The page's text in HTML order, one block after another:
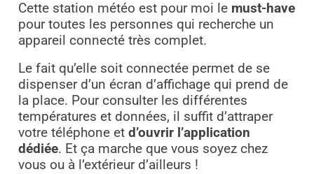
Cette station météo est pour moi le must-have
pour toutes les personnes qui recherche un
appareil connecté très complet.
Le fait qu’elle soit connectée permet de se
dispenser d’un écran d’affichage qui prend de
la place. Pour consulter les différentes
températures et données, il suffit d’attraper
votre téléphone et d’ouvrir l’application
dédiée. Et ça marche que vous soyez chez
vous ou à l’extérieur d’ailleurs !